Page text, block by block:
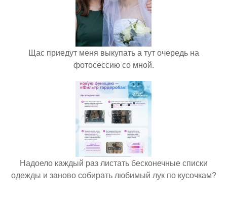
Щас приедут меня выкупать а тут очередь на
фотосессию со мной.
Надоело каждый раз листать бесконечные списки
одежды и заново собирать любимый лук по кусочкам?